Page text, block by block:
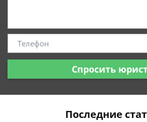
Спросить
Последние